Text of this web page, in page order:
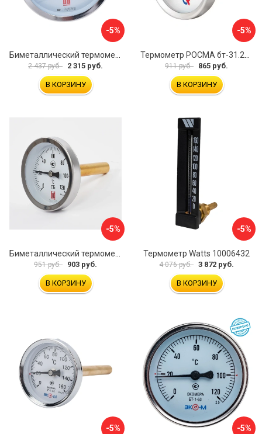
-5%
2 437 руб. 2 315 руб.
В КОРЗИНУ
-5%
911 руб. 865 руб.
В КОРЗИНУ
-5%
Биметаллический термометр BD ТБ 63Т/46 1161001031
951 руб. 903 руб.
В КОРЗИНУ
-5%
Термометр Watts 10006432
4 076 руб. 3 872 руб.
В КОРЗИНУ
-5% -5%